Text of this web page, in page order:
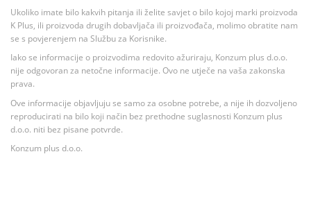
Ukoliko imate bilo kakvih pitanja ili želite savjet o bilo kojoj marki proizvoda
K Plus, ili proizvoda drugih dobavljača ili proizvođača, molimo obratite nam
se s povjerenjem na Službu za Korisnike.
Iako se informacije o proizvodima redovito ažuriraju, Konzum plus d.o.o.
nije odgovoran za netočne informacije. Ovo ne utječe na vaša zakonska
prava.
Ove informacije objavljuju se samo za osobne potrebe, a nije ih dozvoljeno
reproducirati na bilo koji način bez prethodne suglasnosti Konzum plus
d.o.o. niti bez pisane potvrde.
Konzum plus d.o.o.